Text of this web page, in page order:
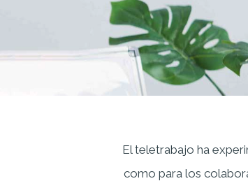
El teletrabajo ha
como para los